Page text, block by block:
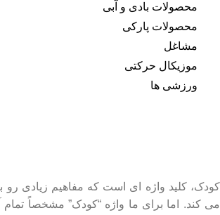
محصولات بادی و آبی
محصولات پارکی
مشاغل
موزیکال حرکتی
ورزشی ها
کودک، کلید واژه ای است که مفاهیم زیادی
می کند. اما برای ما واژه “کودک” مشخصاً تمام